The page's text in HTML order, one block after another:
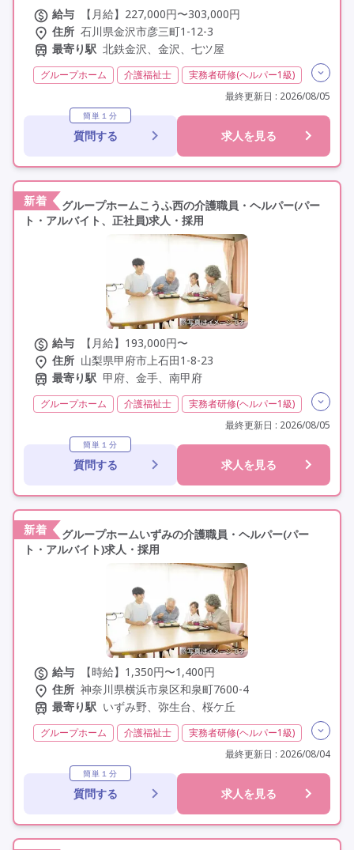
給与
【月給】227,000円〜303,000円
住所 石川県金沢市彦三町1-12-3
最寄り駅 北鉄金沢、金沢、七ツ屋
グループホーム 介護福祉士
実務者研修(ヘルパー1級)
認知症介護実践者研修
残業月20時間以内 残業ほぼなし
常勤
社会保険完備
学歴不問
車通勤可
最終更新日 : 2026/08/05
簡単１分
質問する 求人を見る
新着
グループホームこうふ西の介護職員・ヘルパー(パー
ト・アルバイト、正社員)求人・採用
給与
【月給】193,000円〜
住所 山梨県甲府市上石田1-8-23
最寄り駅 甲府、金手、南甲府
グループホーム 介護福祉士
実務者研修(ヘルパー1級)
夜勤専従
残業月20時間以内
残業ほぼなし 常勤
非常勤
社会保険完備
交通費支給
未経験歓迎
最終更新日 : 2026/08/05
簡単１分
質問する 求人を見る
新着
グループホームいずみの介護職員・ヘルパー(パー
ト・アルバイト)求人・採用
給与
【時給】1,350円〜1,400円
住所 神奈川県横浜市泉区和泉町7600-4
最寄り駅 いずみ野、弥生台、桜ケ丘
グループホーム 介護福祉士
実務者研修(ヘルパー1級)
学歴不問
定年60歳以上
最終更新日 : 2026/08/04
簡単１分
質問する 求人を見る